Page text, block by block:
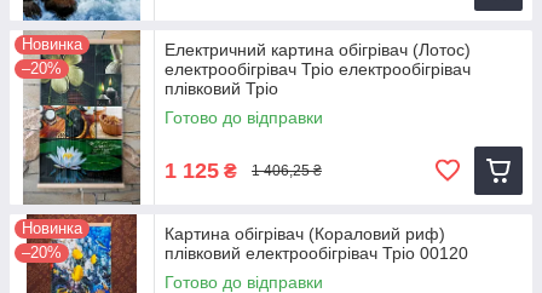
Новинка
–20%
Електричний картина обігрівач (Лотос)
електрообігрівач Тріо електрообігрівач
плівковий Тріо
Готово до відправки
1 125 ₴ 1 406,25 ₴
Новинка
–20%
Картина обігрівач (Кораловий риф)
плівковий електрообігрівач Тріо 00120
Готово до відправки